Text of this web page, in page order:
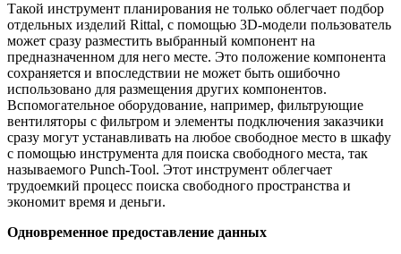
Такой инструмент планирования не только облегчает подбор
отдельных изделий Rittal, с помощью 3D-модели пользователь
может сразу разместить выбранный компонент на
предназначенном для него месте. Это положение компонента
сохраняется и впоследствии не может быть ошибочно
использовано для размещения других компонентов.
Вспомогательное оборудование, например, фильтрующие
вентиляторы с фильтром и элементы подключения заказчики
сразу могут устанавливать на любое свободное место в шкафу
с помощью инструмента для поиска свободного места, так
называемого Punch-Tool. Этот инструмент облегчает
трудоемкий процесс поиска свободного пространства и
экономит время и деньги.
Одновременное предоставление данных